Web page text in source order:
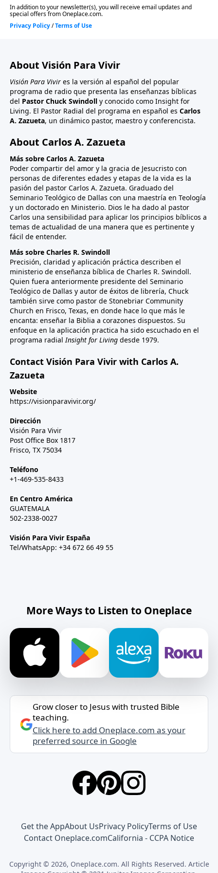
About Visión Para Vivir
Visión Para Vivir es la versión al español del popular
programa de radio que presenta las enseñanzas bíblicas
del Pastor Chuck Swindoll y conocido como Insight for
Living. El Pastor Radial del programa en español es Carlos
A. Zazueta, un dinámico pastor, maestro y conferencista.
About Carlos A. Zazueta
Más sobre Carlos A. Zazueta
Poder compartir del amor y la gracia de Jesucristo con
personas de diferentes edades y etapas de la vida es la
pasión del pastor Carlos A. Zazueta. Graduado del
Seminario Teológico de Dallas con una maestría en Teología
y un doctorado en Ministerio. Dios le ha dado al pastor
Carlos una sensibilidad para aplicar los principios bíblicos a
temas de actualidad de una manera que es pertinente y
fácil de entender.
Más sobre Charles R. Swindoll
Precisión, claridad y aplicación práctica describen el
ministerio de enseñanza bíblica de Charles R. Swindoll.
Quien fuera anteriormente presidente del Seminario
Teológico de Dallas y autor de éxitos de librería, Chuck
también sirve como pastor de Stonebriar Community
Church en Frisco, Texas, en donde hace lo que más le
encanta: enseñar la Biblia a corazones dispuestos. Su
enfoque en la aplicación practica ha sido escuchado en el
programa radialInsight for Living desde 1979.
Contact Visión Para Vivir with Carlos A.
Zazueta
Website
https://visionparavivir.org/
Dirección
Visión Para Vivir
Post Office Box 1817
Frisco, TX 75034
Teléfono
+1-469-535-8433
En Centro América
GUATEMALA
502-2338-0027
Visión Para Vivir España
Tel/WhatsApp: +34 672 66 49 55
More Ways to Listen to Oneplace
Grow closer to Jesus with trusted Bible
teaching.
Click here to add Oneplace.com as your
preferred source in Google
Get the AppAbout UsPrivacy PolicyTerms of Use
Contact Oneplace.comCalifornia - CCPA Notice
Copyright © 2026, Oneplace.com. All Rights Reserved. Article